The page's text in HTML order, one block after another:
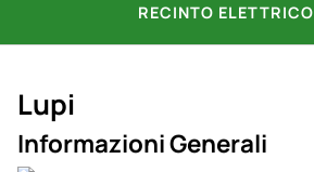
RECINTO ELETTRICO
Lupi
Informazioni Generali